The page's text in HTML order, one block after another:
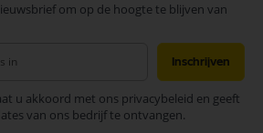
om op de hoogte te blijven van
Inschrijven
u akkoord met ons privacybeleid en geeft
van ons bedrijf te ontvangen.